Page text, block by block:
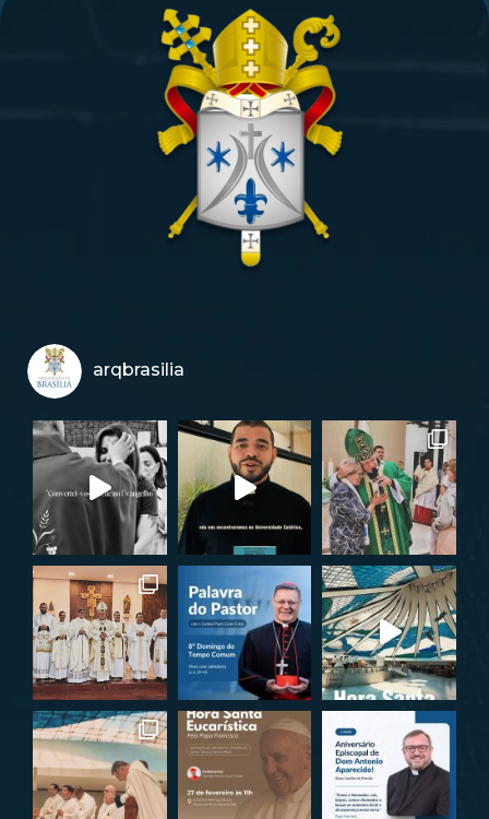
arqbrasilia